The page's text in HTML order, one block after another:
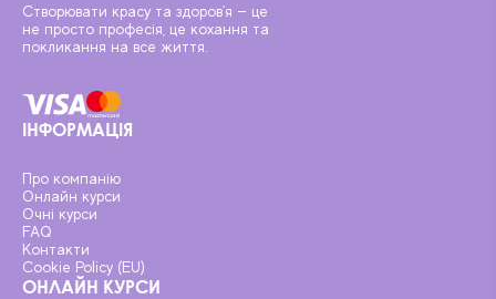
Створювати красу та здоров'я — це
не просто професія, це кохання та
покликання на все життя.
ІНФОРМАЦІЯ
Про компанію
Онлайн курси
Очні курси
FAQ
Контакти
Cookie Policy (EU)
ОНЛАЙН КУРСИ